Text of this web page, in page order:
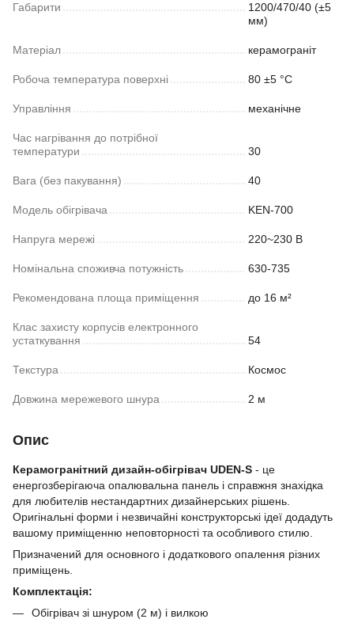
Габарити
1200/470/40 (±5
мм)
Матеріал керамограніт
Робоча температура поверхні 80 ±5 °С
Управління механічне
Час нагрівання до потрібної
температури
30
Вага (без пакування) 40
Модель обігрівача KEN-700
Напруга мережі 220~230 В
Номінальна споживча потужність 630-735
Рекомендована площа приміщення до 16 м²
Клас захисту корпусів електронного
устаткування
54
Текстура Космос
Довжина мережевого шнура 2 м
Опис
Керамогранітний дизайн-обігрівач UDEN-S - це
енергозберігаюча опалювальна панель і справжня знахідка
для любителів нестандартних дизайнерських рішень.
Оригінальні форми і незвичайні конструкторські ідеї додадуть
вашому приміщенню неповторності та особливого стилю.
Призначений для основного і додаткового опалення різних
приміщень.
Комплектація:
Обігрівач зі шнуром (2 м) і вилкою